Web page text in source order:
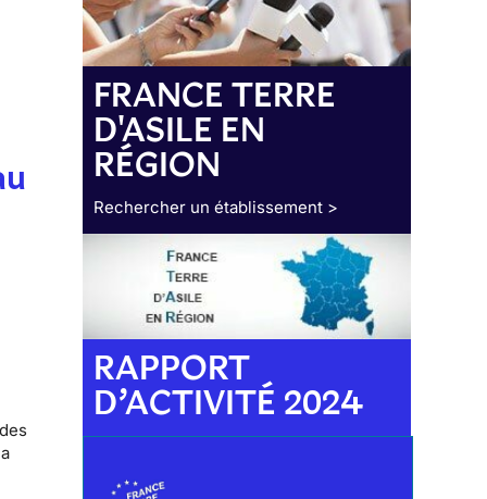
FRANCE TERRE
D'ASILE EN
RÉGION
Rechercher un établissement >
RAPPORT
D’ACTIVITÉ 2024